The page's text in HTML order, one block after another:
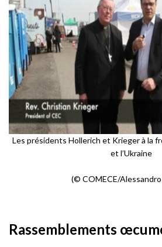
Les présidents Hollerich et Krieger à la
et l’Ukraine
(© COMECE/Alessandro
Rassemblements